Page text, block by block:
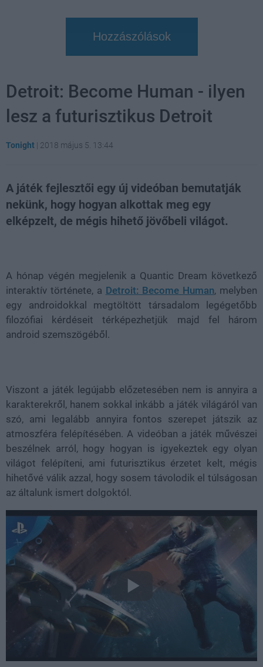
Hozzászólások
Detroit: Become Human - ilyen
lesz a futurisztikus Detroit
Tonight | 2018 május 5. 13:44
A játék fejlesztői egy új videóban bemutatják
nekünk, hogy hogyan alkottak meg egy
elképzelt, de mégis hihető jövőbeli világot.
A hónap végén megjelenik a Quantic Dream következő
interaktív története, a Detroit: Become Human, melyben
egy androidokkal megtöltött társadalom legégetőbb
filozófiai kérdéseit térképezhetjük majd fel három
android szemszögéből.
Viszont a játék legújabb előzetesében nem is annyira a
karakterekről, hanem sokkal inkább a játék világáról van
szó, ami legalább annyira fontos szerepet játszik az
atmoszféra felépítésében. A videóban a játék művészei
beszélnek arról, hogy hogyan is igyekeztek egy olyan
világot felépíteni, ami futurisztikus érzetet kelt, mégis
hihetővé válik azzal, hogy sosem távolodik el túlságosan
az általunk ismert dolgoktól.